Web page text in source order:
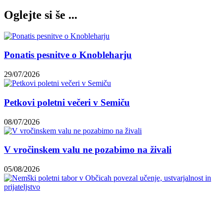
Oglejte si še ...
Ponatis pesnitve o Knobleharju
29/07/2026
Petkovi poletni večeri v Semiču
08/07/2026
V vročinskem valu ne pozabimo na živali
05/08/2026